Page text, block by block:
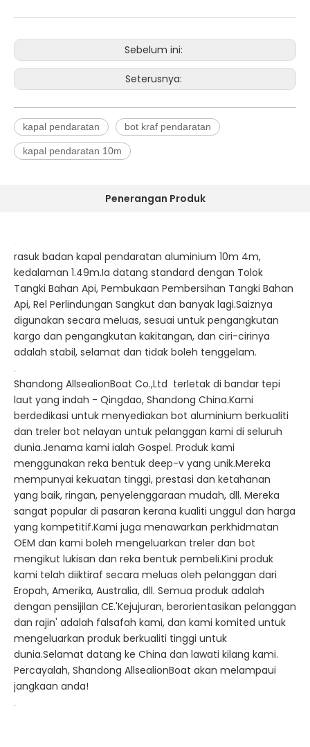
Sebelum ini:
Seterusnya:
kapal pendaratan bot kraf pendaratan
kapal pendaratan 10m
Penerangan Produk
rasuk badan kapal pendaratan aluminium 10m 4m,
kedalaman 1.49m.Ia datang standard dengan Tolok
Tangki Bahan Api, Pembukaan Pembersihan Tangki Bahan
Api, Rel Perlindungan Sangkut dan banyak lagi.Saiznya
digunakan secara meluas, sesuai untuk pengangkutan
kargo dan pengangkutan kakitangan, dan ciri-cirinya
adalah stabil, selamat dan tidak boleh tenggelam.
Shandong AllsealionBoat Co.,Ltd terletak di bandar tepi
laut yang indah - Qingdao, Shandong China.Kami
berdedikasi untuk menyediakan bot aluminium berkualiti
dan treler bot nelayan untuk pelanggan kami di seluruh
dunia.Jenama kami ialah Gospel. Produk kami
menggunakan reka bentuk deep-v yang unik.Mereka
mempunyai kekuatan tinggi, prestasi dan ketahanan
yang baik, ringan, penyelenggaraan mudah, dll. Mereka
sangat popular di pasaran kerana kualiti unggul dan harga
yang kompetitif.Kami juga menawarkan perkhidmatan
OEM dan kami boleh mengeluarkan treler dan bot
mengikut lukisan dan reka bentuk pembeli.Kini produk
kami telah diiktiraf secara meluas oleh pelanggan dari
Eropah, Amerika, Australia, dll. Semua produk adalah
dengan pensijilan CE.'Kejujuran, berorientasikan pelanggan
dan rajin' adalah falsafah kami, dan kami komited untuk
mengeluarkan produk berkualiti tinggi untuk
dunia.Selamat datang ke China dan lawati kilang kami.
Percayalah, Shandong AllsealionBoat akan melampaui
jangkaan anda!